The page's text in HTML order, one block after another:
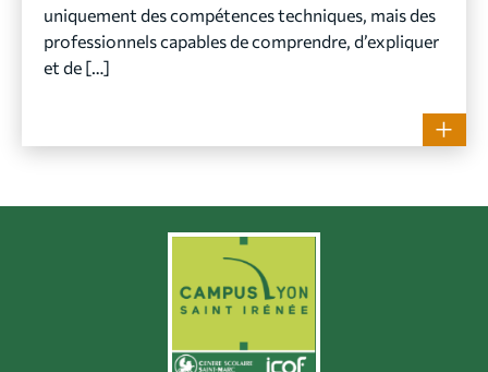
uniquement des compétences techniques, mais des
professionnels capables de comprendre, d’expliquer
et de […]